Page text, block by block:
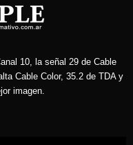
10, la señal 29 de Cable
Cable Color, 35.2 de TDA y
imagen.